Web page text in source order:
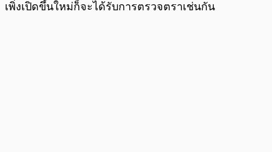
เพิ่งเปิดขึ้นใหม่ก็จะได้รับการตรวจตราเช่นกัน